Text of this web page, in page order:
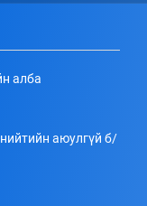
алба
аюулгүй б/